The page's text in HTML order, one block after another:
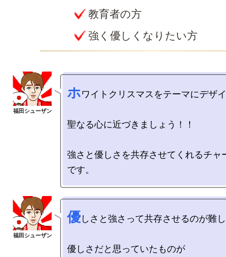
教育者の方
強く優しくなりたい方
ホワイトクリスマスをテーマにデザ
聖なる心に近づきましょう！！
強さと優しさを共存させてくれるチャ
優しさと強さって共存させるのが難
優しさだと思っていたものが